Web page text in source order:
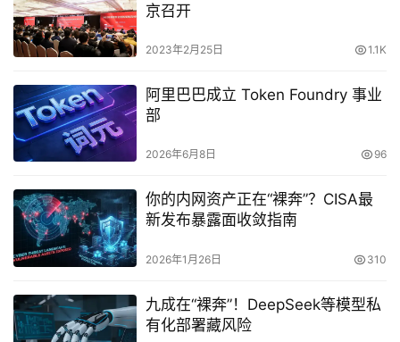
京召开
2023年2月25日 1.1K
阿里巴巴成立 Token Foundry 事业
部
2026年6月8日 96
你的内网资产正在“裸奔”？CISA最
新发布暴露面收敛指南
2026年1月26日 310
九成在“裸奔”！DeepSeek等模型私
有化部署藏风险